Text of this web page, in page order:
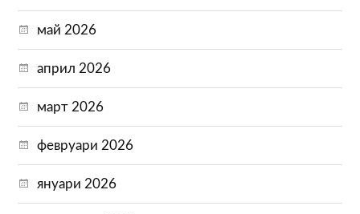
май 2026
април 2026
март 2026
февруари 2026
януари 2026